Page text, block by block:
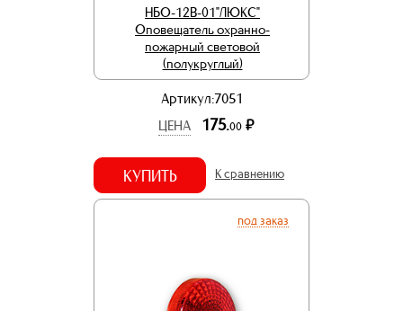
НБО-12В-01"ЛЮКС"
Оповещатель охранно-
пожарный световой
(полукруглый)
Артикул:7051
ЦЕНА
175.00 р.
КУПИТЬ К сравнению
под заказ